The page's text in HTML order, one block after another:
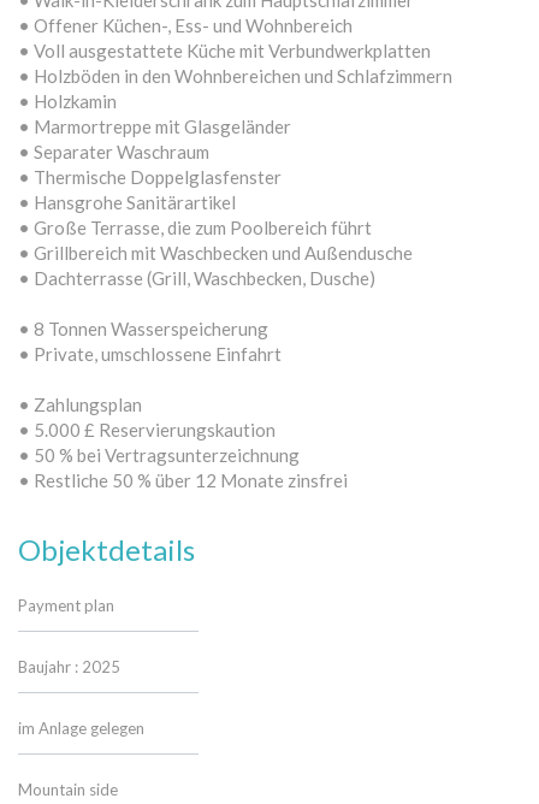
• Offener Küchen-, Ess- und Wohnbereich
• Voll ausgestattete Küche mit Verbundwerkplatten
• Holzböden in den Wohnbereichen und Schlafzimmern
• Holzkamin
• Marmortreppe mit Glasgeländer
• Separater Waschraum
• Thermische Doppelglasfenster
• Hansgrohe Sanitärartikel
• Große Terrasse, die zum Poolbereich führt
• Grillbereich mit Waschbecken und Außendusche
• Dachterrasse (Grill, Waschbecken, Dusche)
• 8 Tonnen Wasserspeicherung
• Private, umschlossene Einfahrt
• Zahlungsplan
• 5.000 £ Reservierungskaution
• 50 % bei Vertragsunterzeichnung
• Restliche 50 % über 12 Monate zinsfrei
Objektdetails
Payment plan
Baujahr : 2025
im Anlage gelegen
Mountain side